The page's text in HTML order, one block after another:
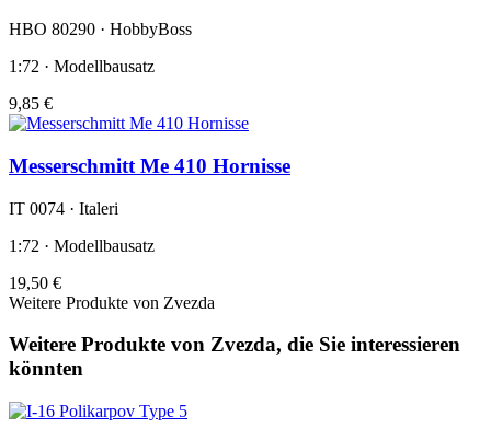
HBO 80290 · HobbyBoss
1:72 · Modellbausatz
9,85 €
Messerschmitt Me 410 Hornisse
IT 0074 · Italeri
1:72 · Modellbausatz
19,50 €
Weitere Produkte von Zvezda
Weitere Produkte von Zvezda, die Sie interessieren
könnten